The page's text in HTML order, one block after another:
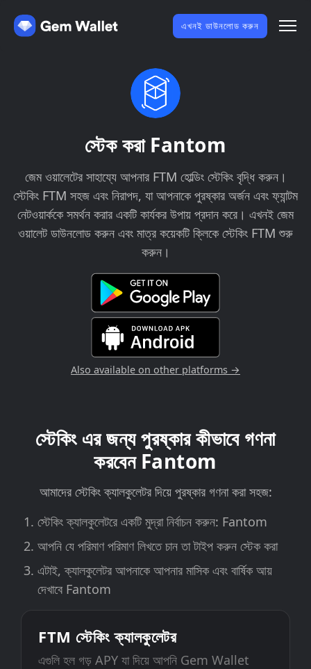
এখনই ডাউনলোড করুন
স্টেক করা Fantom
জেম ওয়ালেটের সাহায্যে আপনার FTM হোল্ডিং স্টেকিং বৃদ্ধি করুন।
স্টেকিং FTM সহজ এবং নিরাপদ, যা আপনাকে পুরষ্কার অর্জন এবং ফ্যান্টম
নেটওয়ার্ককে সমর্থন করার একটি কার্যকর উপায় প্রদান করে। এখনই জেম
ওয়ালেট ডাউনলোড করুন এবং মাত্র কয়েকটি ক্লিকে স্টেকিং FTM শুরু
করুন।
Also available on other platforms →
স্টেকিং এর জন্য পুরষ্কার কীভাবে গণনা
করবেন Fantom
আমাদের স্টেকিং ক্যালকুলেটর দিয়ে পুরষ্কার গণনা করা সহজ:
স্টেকিং ক্যালকুলেটরে একটি মুদ্রা নির্বাচন করুন: Fantom
আপনি যে পরিমাণ পরিমাণ লিখতে চান তা টাইপ করুন স্টেক করা
এটাই, ক্যালকুলেটর আপনাকে আপনার মাসিক এবং বার্ষিক আয়
দেখাবে Fantom
FTM স্টেকিং ক্যালকুলেটর
এগুলি হল গড় APY যা দিয়ে আপনি Gem Wallet